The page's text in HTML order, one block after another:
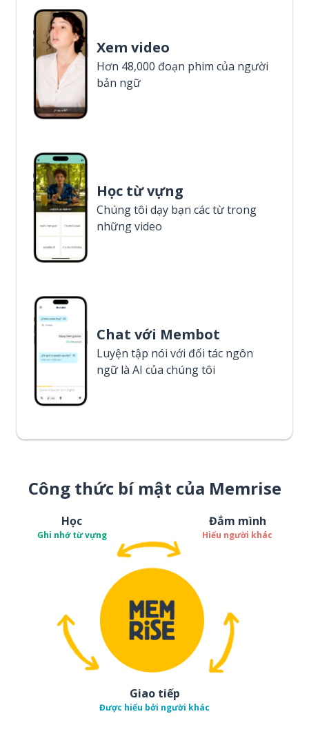
Xem video
Hơn 48,000 đoạn phim của người
bản ngữ
Học từ vựng
Chúng tôi dạy bạn các từ trong
những video
Chat với Membot
Luyện tập nói với đối tác ngôn
ngữ là AI của chúng tôi
Công thức bí mật của Memrise
Học
Ghi nhớ từ vựng
Đắm mình
Hiểu người khác
Giao tiếp
Được hiểu bởi người khác